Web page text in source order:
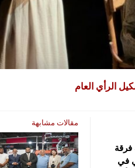
الرأي العام
مقالات مشابهة
فرقة
في